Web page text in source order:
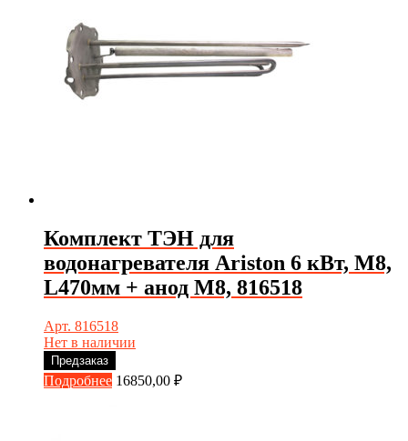
Комплект ТЭН для
водонагревателя Ariston 6 кВт, М8,
L470мм + анод М8, 816518
Арт. 816518
Нет в наличии
Предзаказ
Подробнее 16850,00 ₽